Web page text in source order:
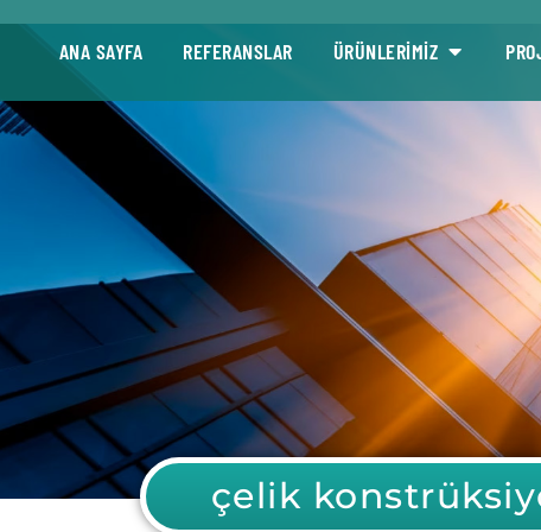
ANA SAYFA REFERANSLAR ÜRÜNLERİMİZ
çelik